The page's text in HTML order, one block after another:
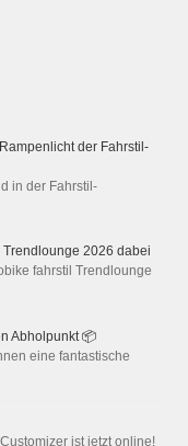
der Fahrstil-
in der Fahrstil-
Trendlounge 2026 dabei
fahrstil Trendlounge
Abholpunkt 📦
eine fantastische
ist jetzt online!